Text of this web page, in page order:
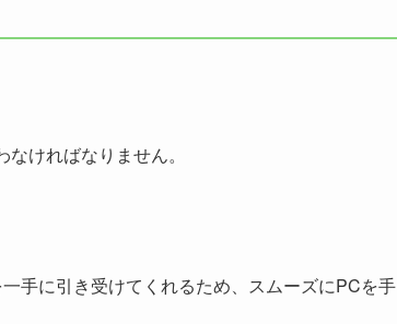
ければなりません。
手に引き受けてくれるため、スムーズにPCを手